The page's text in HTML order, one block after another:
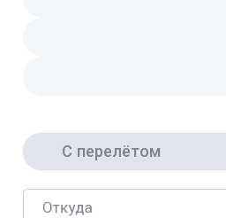
С перелётом
Откуда